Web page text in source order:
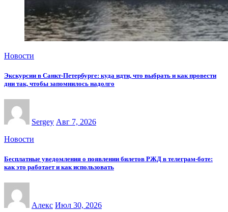
Новости
Экскурсии в Санкт-Петербурге: куда идти, что выбрать и как провести
дни так, чтобы запомнилось надолго
Sergey Авг 7, 2026
Новости
Бесплатные уведомления о появлении билетов РЖД в телеграм-боте:
как это работает и как использовать
Алекс Июл 30, 2026